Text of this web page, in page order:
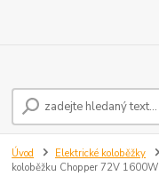
Úvod Elektrické koloběžky
koloběžku Chopper 72V 1600W